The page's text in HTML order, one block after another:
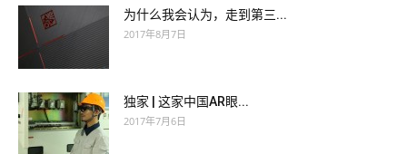
为什么我会认为，走到第三...
2017年8月7日
独家 | 这家中国AR眼...
2017年7月6日